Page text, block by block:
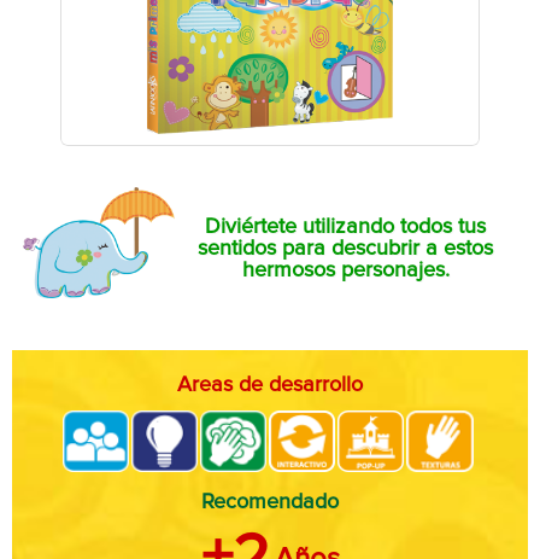
Diviértete utilizando todos tus
sentidos para descubrir a estos
hermosos personajes.
Areas de desarrollo
Recomendado